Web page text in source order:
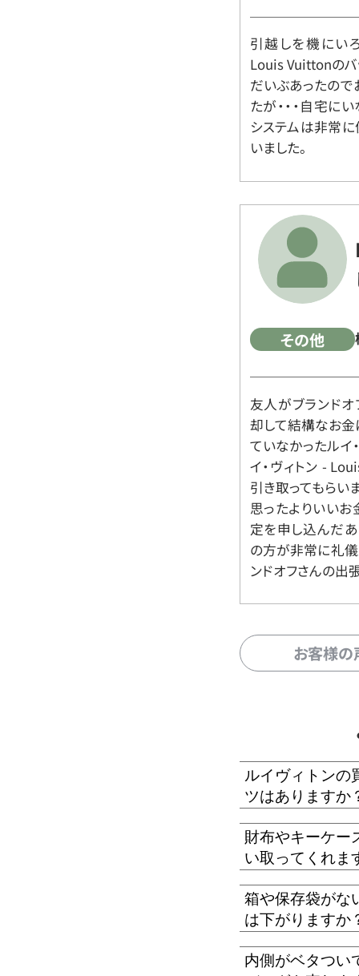
引越しを機にい
Louis Vuittonのバ
だいぶあったので
たが・・・自宅に
システムは非常に
いました。
その他
友人がブランド
却して結構なお金
ていなかったルイ
イ・ヴィトン -
引き取ってもらい
思ったよりいいお
定を申し込んだ
の方が非常に礼儀
ンドオフさんの出
お客様
ルイヴィトンの
ツはありますか
財布やキーケー
い取ってくれま
箱や保存袋がな
は下がりますか
内側がベタつい